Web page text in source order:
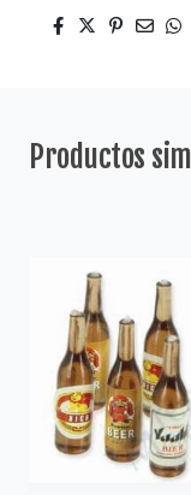
Productos